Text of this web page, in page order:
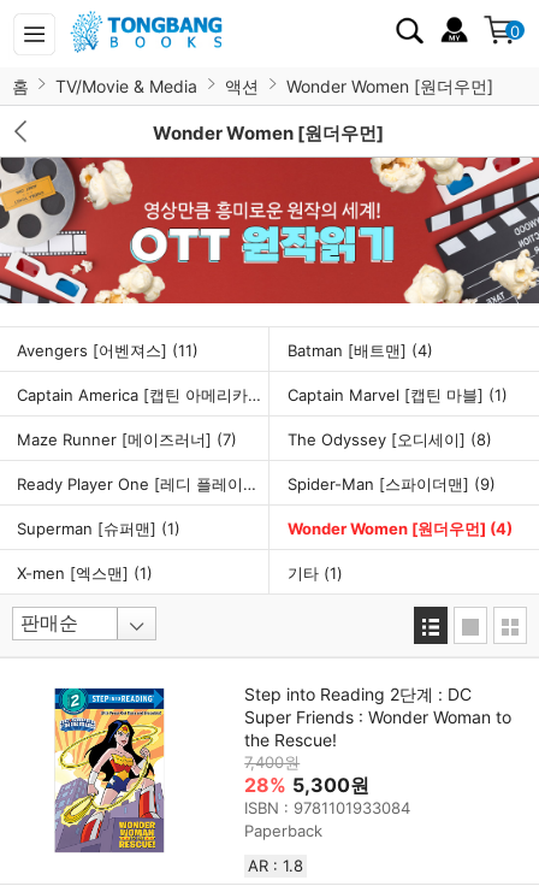
0
홈 TV/Movie & Media 액션 Wonder Women [원더우먼]
Wonder Women [원더우먼]
Avengers [어벤져스] (11) Batman [배트맨] (4)
Captain America [캡틴 아메리카](1) Captain Marvel [캡틴 마블] (1)
Maze Runner [메이즈러너] (7) The Odyssey [오디세이] (8)
Ready Player One [레디 플레이어 원] (4)
Spider-Man [스파이더맨] (9)
Superman [슈퍼맨] (1) Wonder Women [원더우먼] (4)
X-men [엑스맨] (1) 기타 (1)
Step into Reading 2단계 : DC
Super Friends : Wonder Woman to
the Rescue!
7,400원
28% 5,300원
ISBN : 9781101933084
Paperback
AR : 1.8